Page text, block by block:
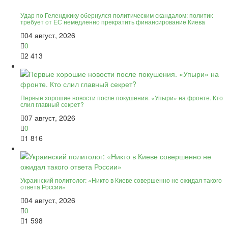
Удар по Геленджику обернулся политическим скандалом: политик
требует от ЕС немедленно прекратить финансирование Киева
04 август, 2026
0
2 413
Первые хорошие новости после покушения. «Упыри» на фронте. Кто
слил главный секрет?
07 август, 2026
0
1 816
Украинский политолог: «Никто в Киеве совершенно не ожидал такого
ответа России»
04 август, 2026
0
1 598